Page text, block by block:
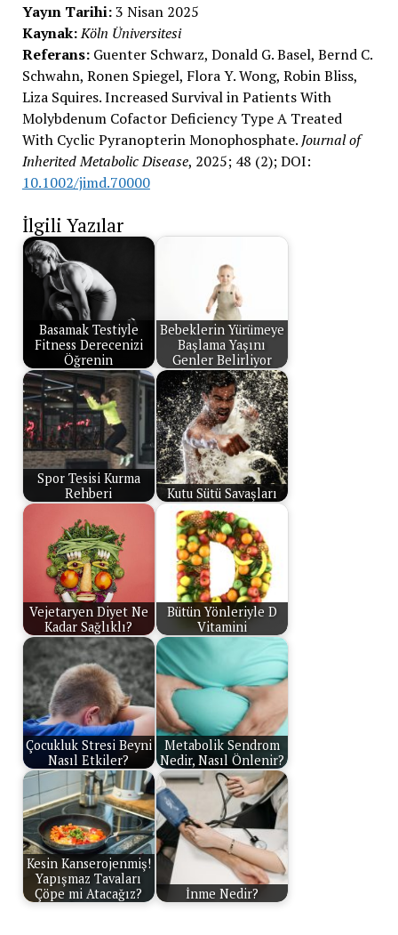
Yayın Tarihi:3 Nisan 2025
Kaynak:Köln Üniversitesi
Referans:Guenter Schwarz, Donald G. Basel, Bernd C.
Schwahn, Ronen Spiegel, Flora Y. Wong, Robin Bliss,
Liza Squires. Increased Survival in Patients With
Molybdenum Cofactor Deficiency Type A Treated
With Cyclic Pyranopterin Monophosphate.Journal of
Inherited Metabolic Disease, 2025; 48 (2); DOI:
10.1002/jimd.70000
İlgili Yazılar
Basamak Testiyle
Fitness Derecenizi
Öğrenin
Bebeklerin Yürümeye
Başlama Yaşını
Genler Belirliyor
Spor Tesisi Kurma
Rehberi
Kutu Sütü Savaşları
Vejetaryen Diyet Ne
Kadar Sağlıklı?
Bütün Yönleriyle D
Vitamini
Çocukluk Stresi Beyni
Nasıl Etkiler?
Metabolik Sendrom
Nedir, Nasıl Önlenir?
Kesin Kanserojenmiş!
Yapışmaz Tavaları
Çöpe mi Atacağız?
İnme Nedir?